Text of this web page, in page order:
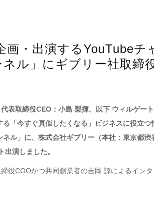
画・出演するYouTubeチ
ネル」にギブリー社取締
表取締役CEO：小島 梨揮、以下 ウィルゲー
「今すぐ真似したくなる」ビジネスに役立つ
ル」に、株式会社ギブリー（本社：東京都渋
演しました。
役COOかつ共同創業者の吉岡 諒によるイン